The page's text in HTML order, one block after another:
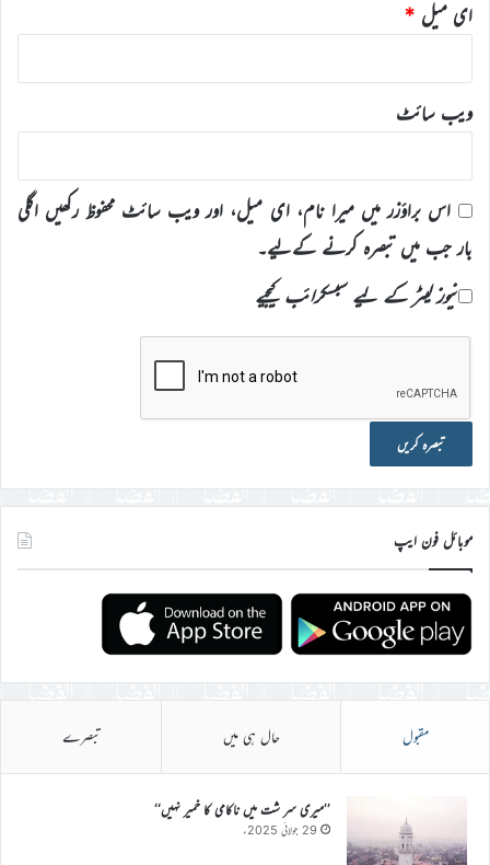
ای میل *
ویب‌ سائٹ
اس براؤزر میں میرا نام، ای میل، اور ویب سائٹ محفوظ رکھیں اگلی
بار جب میں تبصرہ کرنے کےلیے۔
نیوز لیٹر کے لیے سبسکرائب کیجیے
موبائل فون ایپ
مقبول حال ہی میں تبصرے
’’میری سر شت میں ناکامی کا خمیر نہیں‘‘
29 جولائی 2025ء